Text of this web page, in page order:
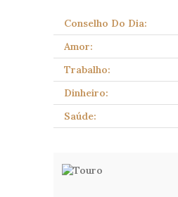
Conselho Do Dia:
Amor:
Trabalho:
Dinheiro:
Saúde: